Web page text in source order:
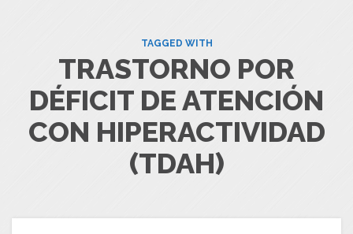
TAGGED WITH
TRASTORNO POR
DÉFICIT DE ATENCIÓN
CON HIPERACTIVIDAD
(TDAH)